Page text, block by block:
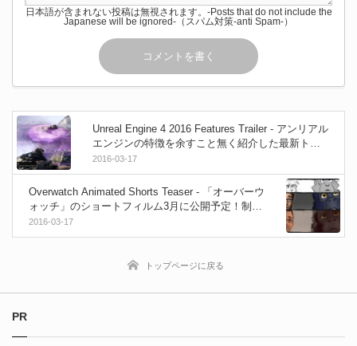
日本語が含まれない投稿は無視されます。-Posts that do not include the
Japanese will be ignored-（スパム対策-anti Spam-）
Unreal Engine 4 2016 Features Trailer - アンリアル
エンジンの特徴を余すこと無く紹介した最新トレ
ーラー！
2016-03-17
Overwatch Animated Shorts Teaser - 「オーバーウ
ォッチ」のショートフィルム3月に公開予定！制作
舞台裏も確認出来るティーザーが公開！
2016-03-17
トップページに戻る
PR